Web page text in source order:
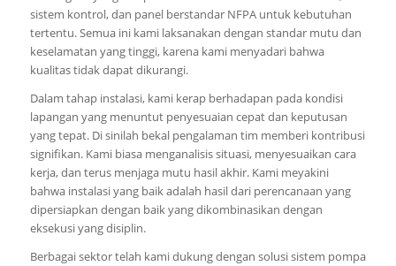
sistem kontrol, dan panel berstandar NFPA untuk kebutuhan
tertentu. Semua ini kami laksanakan dengan standar mutu dan
keselamatan yang tinggi, karena kami menyadari bahwa
kualitas tidak dapat dikurangi.
Dalam tahap instalasi, kami kerap berhadapan pada kondisi
lapangan yang menuntut penyesuaian cepat dan keputusan
yang tepat. Di sinilah bekal pengalaman tim memberi kontribusi
signifikan. Kami biasa menganalisis situasi, menyesuaikan cara
kerja, dan terus menjaga mutu hasil akhir. Kami meyakini
bahwa instalasi yang baik adalah hasil dari perencanaan yang
dipersiapkan dengan baik yang dikombinasikan dengan
eksekusi yang disiplin.
Berbagai sektor telah kami dukung dengan solusi sistem pompa